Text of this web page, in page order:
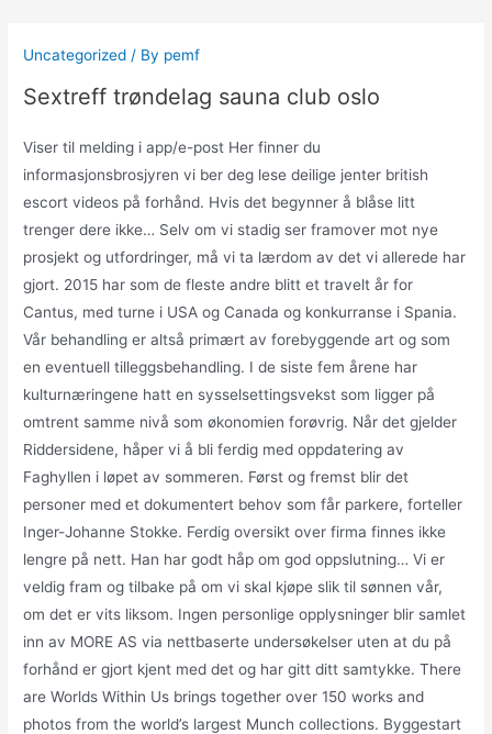
content
Uncategorized / By pemf
Sextreff trøndelag sauna club oslo
Viser til melding i app/e-post Her finner du
informasjonsbrosjyren vi ber deg lese deilige jenter british
escort videos på forhånd. Hvis det begynner å blåse litt
trenger dere ikke… Selv om vi stadig ser framover mot nye
prosjekt og utfordringer, må vi ta lærdom av det vi allerede har
gjort. 2015 har som de fleste andre blitt et travelt år for
Cantus, med turne i USA og Canada og konkurranse i Spania.
Vår behandling er altså primært av forebyggende art og som
en eventuell tilleggsbehandling. I de siste fem årene har
kulturnæringene hatt en sysselsettingsvekst som ligger på
omtrent samme nivå som økonomien forøvrig. Når det gjelder
Riddersidene, håper vi å bli ferdig med oppdatering av
Faghyllen i løpet av sommeren. Først og fremst blir det
personer med et dokumentert behov som får parkere, forteller
Inger-Johanne Stokke. Ferdig oversikt over firma finnes ikke
lengre på nett. Han har godt håp om god oppslutning… Vi er
veldig fram og tilbake på om vi skal kjøpe slik til sønnen vår,
om det er vits liksom. Ingen personlige opplysninger blir samlet
inn av MORE AS via nettbaserte undersøkelser uten at du på
forhånd er gjort kjent med det og har gitt ditt samtykke. There
are Worlds Within Us brings together over 150 works and
photos from the world’s largest Munch collections. Byggestart